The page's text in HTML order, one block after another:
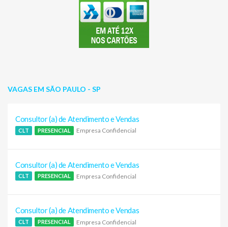
VAGAS EM SÃO PAULO - SP
Consultor (a) de Atendimento e Vendas
CLT PRESENCIAL Empresa Confidencial
Consultor (a) de Atendimento e Vendas
CLT PRESENCIAL Empresa Confidencial
Consultor (a) de Atendimento e Vendas
CLT PRESENCIAL Empresa Confidencial